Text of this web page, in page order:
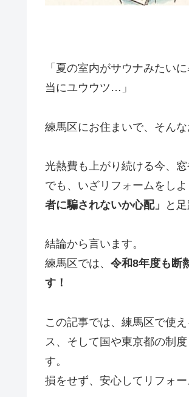
「夏の室内がサウナみたい
当にユウウツ…」
練馬区にお住まいで、そん
光熱費も上がり続ける今、
でも、いざリフォームをしよ
者に騙されないか心配」
と
結論から言います。
練馬区では、 令和8年度も断
す！
この記事では、練馬区で使
ス、そして国や東京都の制
す。
損をせず、安心してリフォ